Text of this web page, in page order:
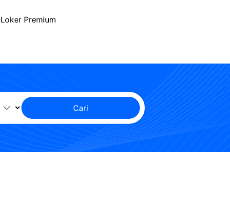
Loker Premium
Cari